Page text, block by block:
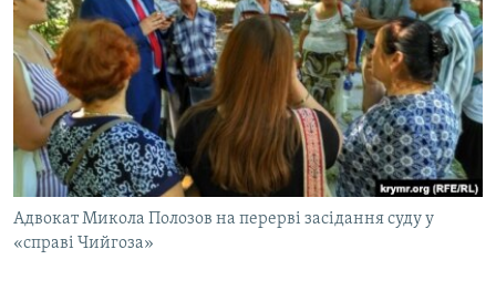
СПЕЦПРОЕКТИ
ДЕПОРТАЦІЯ
ВІДЕОУРОКИ «ELIFBE»
СВІДЧЕННЯ ОКУПАЦІЇ
УКРАЇНСЬКА ПРОБЛЕМА КРИМУ
ІНФОГРАФІКА
ЯК ОБІЙТИ БЛОКУВАННЯ
Русский
Qırımtatar
ДОЛУЧАЙСЯ!
Адвокат Микола Полозов на перерві засідання суду у
«справі Чийгоза»